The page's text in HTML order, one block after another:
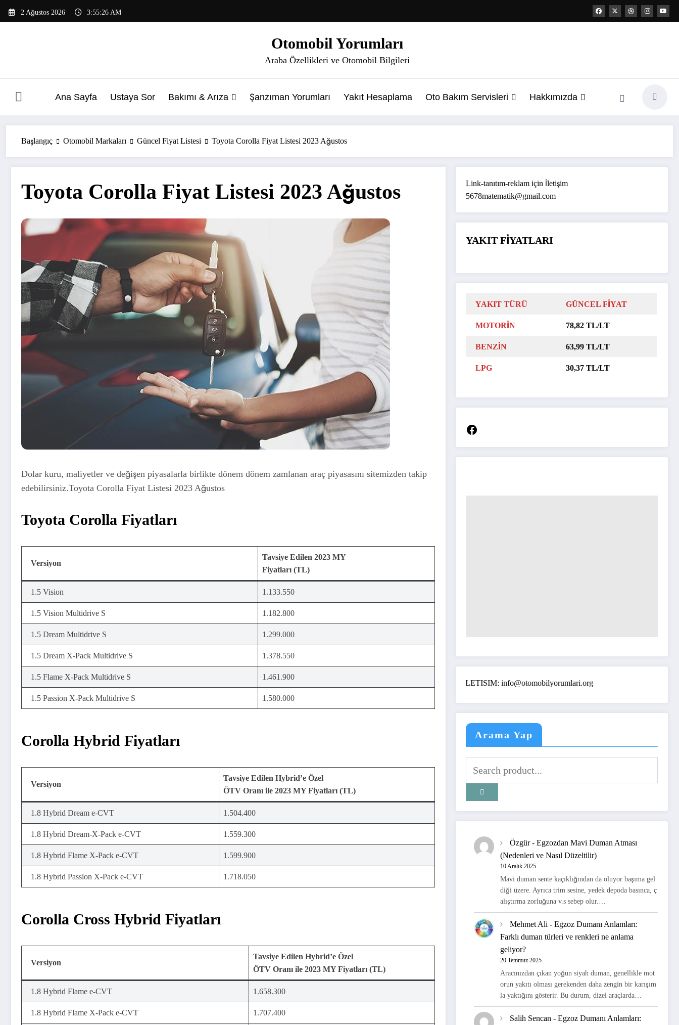
atla
2 Ağustos 2026 3:55:26 AM
Otomobil Yorumları
Araba Özellikleri ve Otomobil Bilgileri
Ana Sayfa Ustaya Sor Bakımı & Arıza Şanzıman Yorumları Yakıt Hesaplama Oto Bakım Servisleri Hakkımızda
Başlangıç Otomobil Markaları Güncel Fiyat Listesi Toyota Corolla Fiyat Listesi 2023 Ağustos
Toyota Corolla Fiyat Listesi 2023 Ağustos
Dolar kuru, maliyetler ve değişen piyasalarla birlikte dönem dönem zamlanan araç piyasasını sitemizden takip
edebilirsiniz.Toyota Corolla Fiyat Listesi 2023 Ağustos
Toyota Corolla Fiyatları
Versiyon
Tavsiye Edilen 2023 MY
Fiyatları (TL)
1.5 Vision 1.133.550
1.5 Vision Multidrive S 1.182.800
1.5 Dream Multidrive S 1.299.000
1.5 Dream X-Pack Multidrive S 1.378.550
1.5 Flame X-Pack Multidrive S 1.461.900
1.5 Passion X-Pack Multidrive S 1.580.000
Corolla Hybrid Fiyatları
Versiyon
Tavsiye Edilen Hybrid’e Özel
ÖTV Oranı ile 2023 MY Fiyatları (TL)
1.8 Hybrid Dream e-CVT 1.504.400
1.8 Hybrid Dream-X-Pack e-CVT 1.559.300
1.8 Hybrid Flame X-Pack e-CVT 1.599.900
1.8 Hybrid Passion X-Pack e-CVT 1.718.050
Corolla Cross Hybrid Fiyatları
Versiyon
Tavsiye Edilen Hybrid’e Özel
ÖTV Oranı ile 2023 MY Fiyatları (TL)
1.8 Hybrid Flame e-CVT 1.658.300
1.8 Hybrid Flame X-Pack e-CVT 1.707.400
Link-tanıtım-reklam için İletişim
5678matematik@gmail.com
YAKIT FİYATLARI
YAKIT TÜRÜ GÜNCEL FİYAT
MOTORİN 78,82 TL/LT
BENZİN 63,99 TL/LT
LPG 30,37 TL/LT
Facebook
ILETISIM: info@otomobilyorumlari.org
Arama Yap
Özgür-Egzozdan Mavi Duman Atması
(Nedenleri ve Nasıl Düzeltilir)
10 Aralık 2025
Mavi duman sente kaçıklığından da oluyor başıma gel
diği üzere. Ayrıca trim sesine, yedek depoda basınca, ç
alıştırma zorluğuna v.s sebep olur.…
Mehmet Ali -Egzoz Dumanı Anlamları:
Farklı duman türleri ve renkleri ne anlama
geliyor?
20 Temmuz 2025
Aracınızdan çıkan yoğun siyah duman, genellikle mot
orun yakıtı olması gerekenden daha zengin bir karışım
la yaktığını gösterir. Bu durum, dizel araçlarda…
Salih Sencan -Egzoz Dumanı Anlamları: